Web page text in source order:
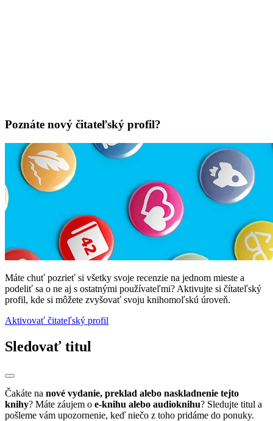
Poznáte nový čitateľský profil?
Máte chuť pozrieť si všetky svoje recenzie na jednom mieste a
podeliť sa o ne aj s ostatnými používateľmi? Aktivujte si čítateľský
profil, kde si môžete zvyšovať svoju knihomoľskú úroveň.
Aktivovať čitateľský profil
Sledovať titul
Čakáte na nové vydanie, preklad alebo naskladnenie tejto
knihy? Máte záujem o e-knihu alebo audioknihu? Sledujte titul a
pošleme vám upozornenie, keď niečo z toho pridáme do ponuky.